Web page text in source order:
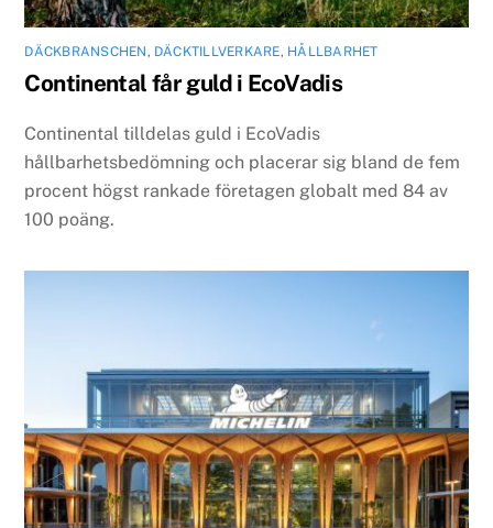
DÄCKBRANSCHEN, DÄCKTILLVERKARE, HÅLLBARHET
Continental får guld i EcoVadis
Continental tilldelas guld i EcoVadis
hållbarhetsbedömning och placerar sig bland de fem
procent högst rankade företagen globalt med 84 av
100 poäng.